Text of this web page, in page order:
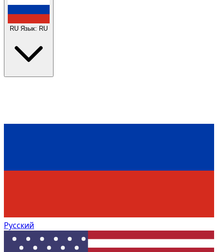
RU Язык: RU
Русский